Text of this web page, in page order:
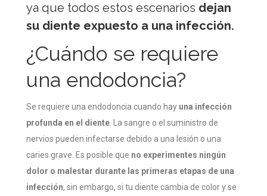
ya que todos estos escenarios dejan
su diente expuesto a una infección.
¿Cuándo se requiere
una endodoncia?
Se requiere una endodoncia cuando hay una infección
profunda en el diente . La sangre o el suministro de
nervios pueden infectarse debido a una lesión o una
caries grave. Es posible que no experimentes ningún
dolor o malestar durante las primeras etapas de una
infección, sin embargo, si tu diente cambia de color y se